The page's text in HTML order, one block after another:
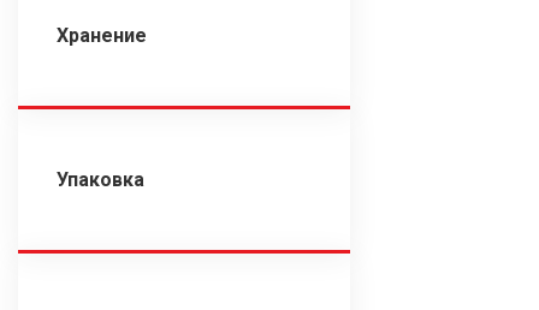
Хранение
Упаковка